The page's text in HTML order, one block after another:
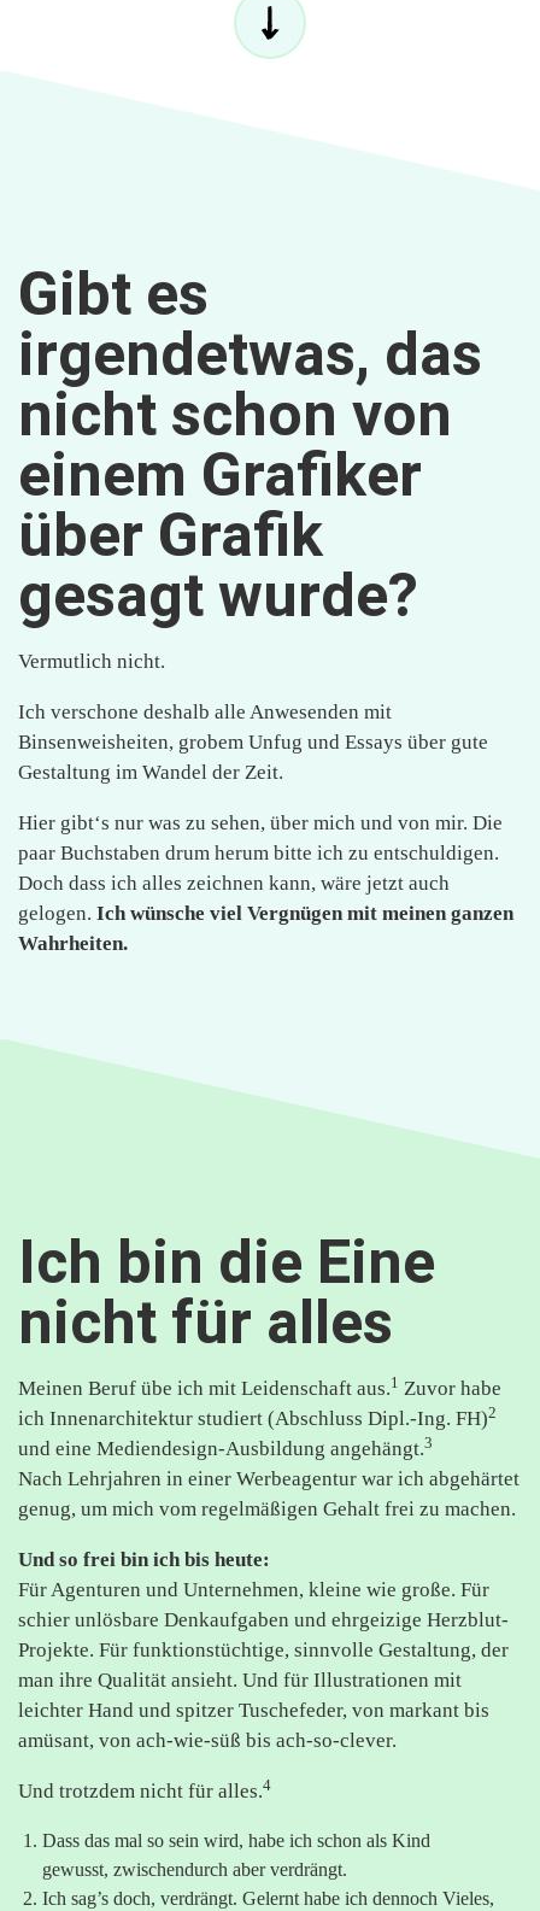
Gibt es
irgendetwas, das
nicht schon von
einem Grafiker
über Grafik
gesagt wurde?
Vermutlich nicht.
Ich verschone deshalb alle Anwesenden mit
Binsenweisheiten, grobem Unfug und Essays über gute
Gestaltung im Wandel der Zeit.
Hier gibt‘s nur was zu sehen, über mich und von mir. Die
paar Buchstaben drum herum bitte ich zu entschuldigen.
Doch dass ich alles zeichnen kann, wäre jetzt auch
gelogen. Ich wünsche viel Vergnügen mit meinen ganzen
Wahrheiten.
Ich bin die Eine
nicht für alles
Meinen Beruf übe ich mit Leidenschaft aus.1 Zuvor habe
ich Innenarchitektur studiert (Abschluss Dipl.-Ing. FH)2
und eine Mediendesign-Ausbildung angehängt.3
Nach Lehrjahren in einer Werbeagentur war ich abgehärtet
genug, um mich vom regelmäßigen Gehalt frei zu machen.
Und so frei bin ich bis heute:
Für Agenturen und Unternehmen, kleine wie große. Für
schier unlösbare Denkaufgaben und ehrgeizige Herzblut-
Projekte. Für funktionstüchtige, sinnvolle Gestaltung, der
man ihre Qualität ansieht. Und für Illustrationen mit
leichter Hand und spitzer Tuschefeder, von markant bis
amüsant, von ach-wie-süß bis ach-so-clever.
Und trotzdem nicht für alles.4
Dass das mal so sein wird, habe ich schon als Kind
gewusst, zwischendurch aber verdrängt.
Ich sag’s doch, verdrängt. Gelernt habe ich dennoch Vieles,